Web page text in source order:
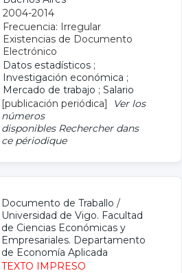
2004-2014
Frecuencia: Irregular
Existencias de Documento
Electrónico
Datos estadísticos ;
Investigación económica ;
Mercado de trabajo ; Salario
[publicación periódica]
Ver los
números
disponibles Rechercher dans
ce périodique
Documento de Traballo /
Universidad de Vigo. Facultad
de Ciencias Económicas y
Empresariales. Departamento
de Economía Aplicada
TEXTO IMPRESO